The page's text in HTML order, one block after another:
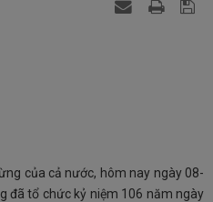
của cả nước, hôm nay ngày 08-
đã tổ chức kỷ niệm 106 năm ngày